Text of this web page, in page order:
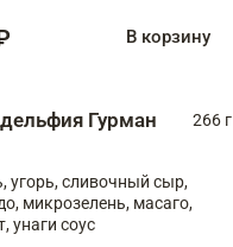
В корзину
Гурман
266 г
угорь, сливочный сыр,
микрозелень, масаго,
унаги соус